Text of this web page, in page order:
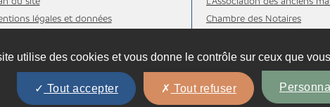
légales et données
Espace presse
Chambre des Notaires
Les essentiels juridiques
utilise des cookies et vous donne le contrôle sur ceux que
Tout accepter Tout refuser